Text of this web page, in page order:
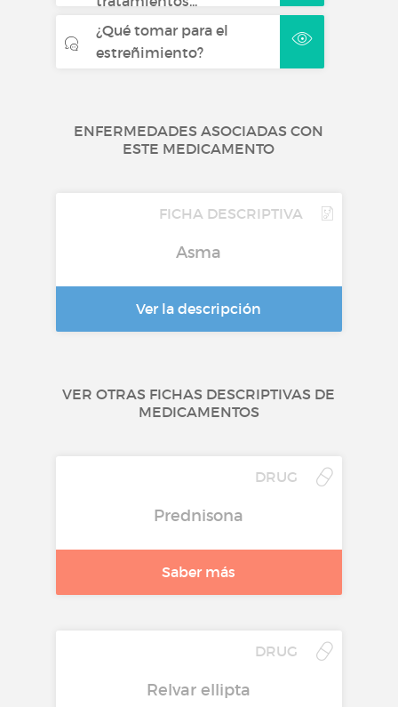
¿Qué tomar para el
estreñimiento?
ENFERMEDADES ASOCIADAS CON
ESTE MEDICAMENTO
FICHA DESCRIPTIVA
Asma
Ver la descripción
VER OTRAS FICHAS DESCRIPTIVAS DE
MEDICAMENTOS
DRUG
Prednisona
Saber más
DRUG
Relvar ellipta